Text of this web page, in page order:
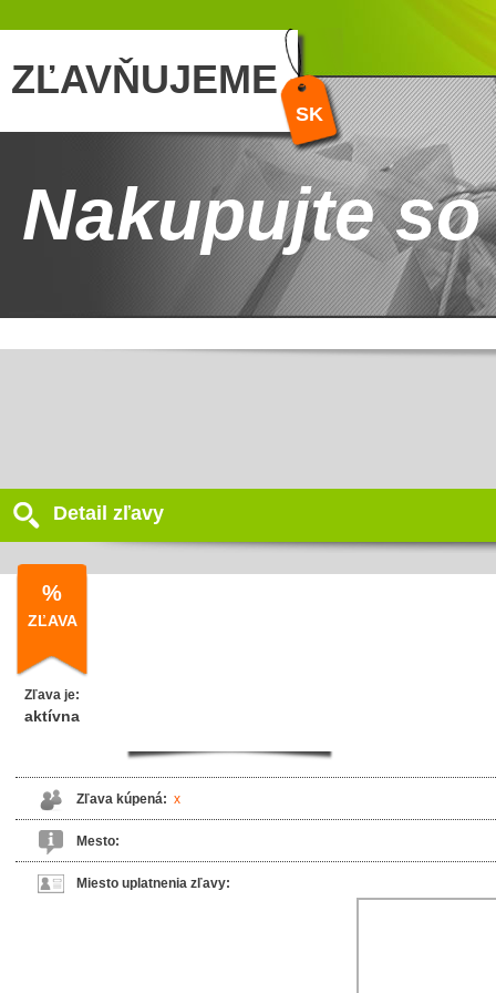
ZĽAVŇUJEME
SK
Nakupujte
Detail zľavy
%
ZĽAVA
Zľava je:
aktívna
Zľava kúpená: x
Mesto:
Miesto uplatnenia zľavy: